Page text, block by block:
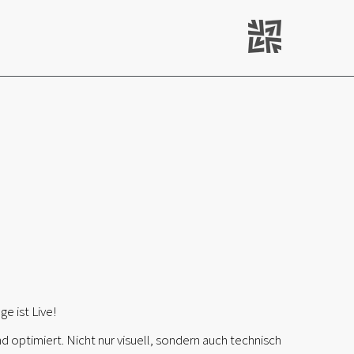
ist Live!
optimiert. Nicht nur visuell, sondern auch technisch